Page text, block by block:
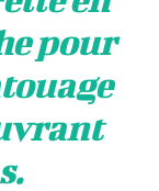
pour